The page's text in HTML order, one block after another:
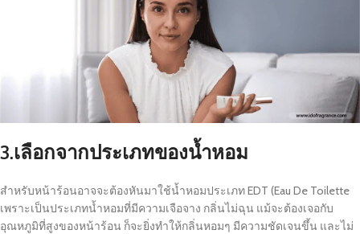
3.เลือกจากประเภทของน้ำหอม
สำหรับหน้าร้อนอาจจะต้องหันมาใช้น้ำหอมประเภท EDT (Eau De Toilette
เพราะเป็นประเภทน้ำหอมที่มีความเจือจาง กลิ่นไม่ฉุน แม้จะต้องเจอกับ
อุณหภูมิที่สูงของหน้าร้อน ก็จะยิ่งทำให้กลิ่นหอมๆ มีความชัดเจนขึ้น และไม่